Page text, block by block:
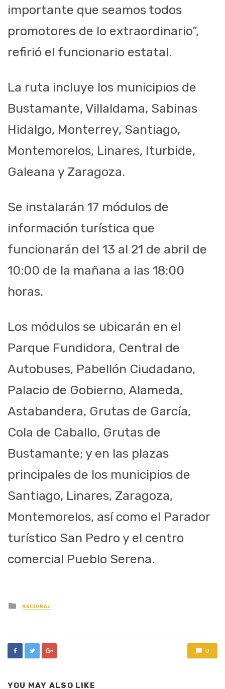
importante que seamos todos
promotores de lo extraordinario”,
refirió el funcionario estatal.
La ruta incluye los municipios de
Bustamante, Villaldama, Sabinas
Hidalgo, Monterrey, Santiago,
Montemorelos, Linares, Iturbide,
Galeana y Zaragoza.
Se instalarán 17 módulos de
información turística que
funcionarán del 13 al 21 de abril de
10:00 de la mañana a las 18:00
horas.
Los módulos se ubicarán en el
Parque Fundidora, Central de
Autobuses, Pabellón Ciudadano,
Palacio de Gobierno, Alameda,
Astabandera, Grutas de García,
Cola de Caballo, Grutas de
Bustamante; y en las plazas
principales de los municipios de
Santiago, Linares, Zaragoza,
Montemorelos, así como el Parador
turístico San Pedro y el centro
comercial Pueblo Serena.
Posted
in
NACIONAL
0
YOU MAY ALSO LIKE